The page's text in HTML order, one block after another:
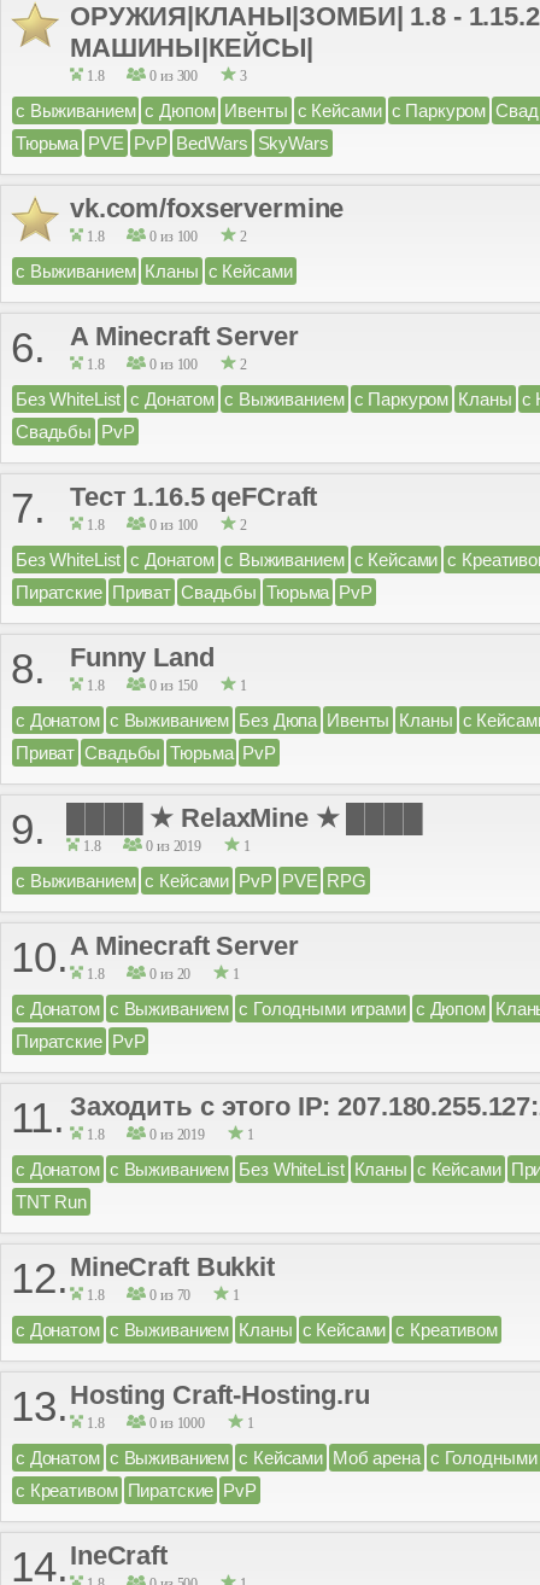
ОРУЖИЯ|КЛАНЫ|ЗОМБИ| 1.8 -
МАШИНЫ|КЕЙСЫ|
1.8 0 из 300 3
с Выживанием с Дюпом Ивенты с Кейсами с Паркуром
Тюрьма PVE PvP BedWars SkyWars
vk.com/foxservermine
1.8 0 из 100 2
с Выживанием Кланы с Кейсами
6. A Minecraft Server
1.8 0 из 100 2
Без WhiteList с Донатом с Выживанием с Паркуром Кланы с
Свадьбы PvP
7. Тест 1.16.5 qeFCraft
1.8 0 из 100 2
Без WhiteList с Донатом с Выживанием с Кейсами с
Пиратские Приват Свадьбы Тюрьма PvP
8. Funny Land
1.8 0 из 150 1
с Донатом с Выживанием Без Дюпа Ивенты Кланы с
Приват Свадьбы Тюрьма PvP
9. ████ ★ RelaxMine ★ ████
1.8 0 из 2019 1
с Выживанием с Кейсами PvP PVE RPG
10.A Minecraft Server
1.8 0 из 20 1
с Донатом с Выживанием с Голодными играми с Дюпом
Пиратские PvP
11. Заходить с этого IP:
1.8 0 из 2019 1
с Донатом с Выживанием Без WhiteList Кланы с Кейсами
TNT Run
12. MineCraft Bukkit
1.8 0 из 70 1
с Донатом с Выживанием Кланы с Кейсами с Креативом
13. Hosting Craft-Hosting.ru
1.8 0 из 1000 1
с Донатом с Выживанием с Кейсами Моб арена с Голодными
с Креативом Пиратские PvP
14. IneCraft